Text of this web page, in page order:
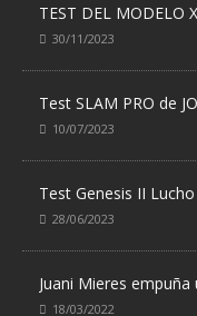
TEST DEL MODELO
30/11/2023
Test SLAM PRO de
10/07/2023
Test Genesis II
28/06/2023
Juani Mieres
18/03/2022